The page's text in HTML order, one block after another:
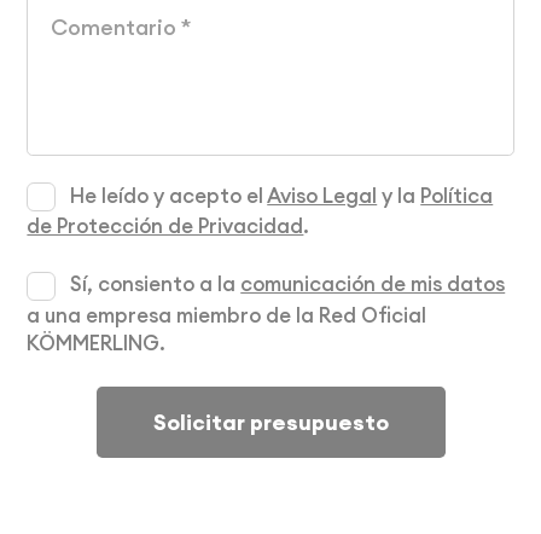
He leído y acepto elAviso Legal y la Política
de Protección de Privacidad.
Sí, consiento a la comunicación de mis datos
a una empresa miembro de la Red Oficial
KÖMMERLING.
Solicitar presupuesto